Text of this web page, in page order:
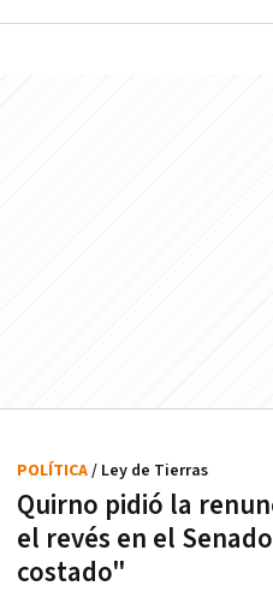
Quirno pidió la
el revés en el
costado"
POLÍTICA/ Ley de Tierras